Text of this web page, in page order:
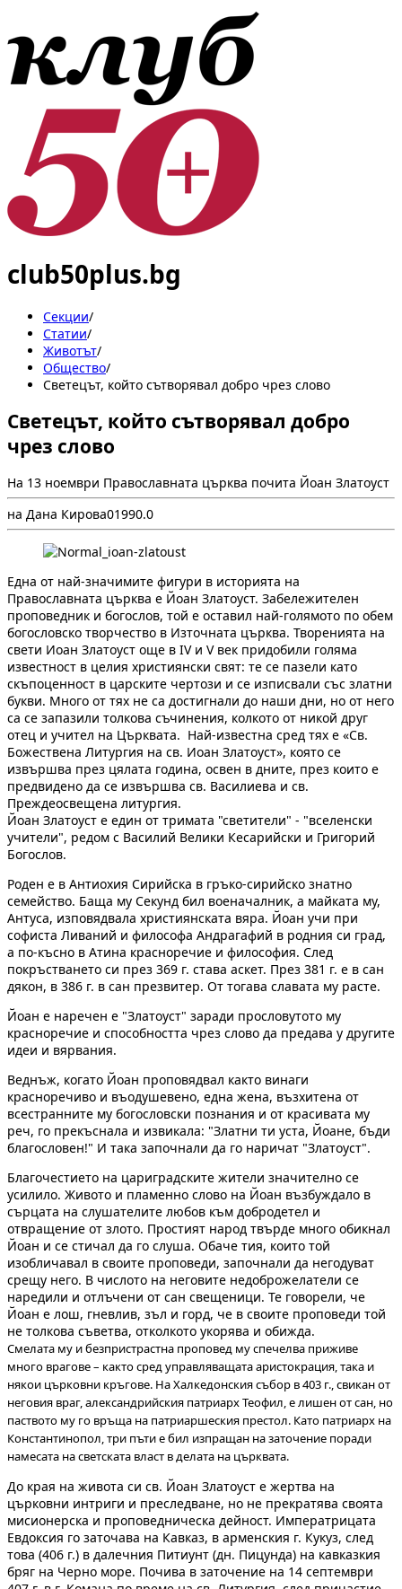
club50plus.bg
Секции/
Статии/
Животът/
Общество/
Светецът, който сътворявал добро чрез слово
Светецът, който сътворявал добро
чрез слово
На 13 ноември Православната църква почита Йоан Златоуст
на Дана Кирова01990.0
Една от най-значимите фигури в историята на
Православната църква е Йоан Златоуст. Забележителен
проповедник и богослов, той е оставил най-голямото по обем
богословско творчество в Източната църква. Творенията на
свети Иоан Златоуст още в IV и V век придобили голяма
известност в целия християнски свят: те се пазели като
скъпоценност в царските чертози и се изписвали със златни
букви. Много от тях не са достигнали до наши дни, но от него
са се запазили толкова съчинения, колкото от никой друг
отец и учител на Църквата. Най-известна сред тях е «Св.
Божествена Литургия на св. Иоан Златоуст», която се
извършва през цялата година, освен в дните, през които е
предвидено да се извършва св. Василиева и св.
Преждеосвещена литургия.
Йоан Златоуст е един от тримата "светители" - "вселенски
учители", редом с Василий Велики Кесарийски и Григорий
Богослов.
Роден е в Антиохия Сирийска в гръко-сирийско знатно
семейство. Баща му Секунд бил военачалник, а майката му,
Антуса, изповядвала християнската вяра. Йоан учи при
софиста Ливаний и философа Андрагафий в родния си град,
а по-късно в Атина красноречие и философия. След
покръстването си през 369 г. става аскет. През 381 г. е в сан
дякон, в 386 г. в сан презвитер. От тогава славата му расте.
Йоан е наречен е "Златоуст" заради прословутото му
красноречие и способността чрез слово да предава у другите
идеи и вярвания.
Веднъж, когато Йоан проповядвал както винаги
красноречиво и въодушевено, една жена, възхитена от
всестранните му богословски познания и от красивата му
реч, го прекъснала и извикала: "Златни ти уста, Йоане, бъди
благословен!" И така започнали да го наричат "Златоуст".
Благочестието на цариградските жители значително се
усилило. Живото и пламенно слово на Йоан възбуждало в
сърцата на слушателите любов към добродетел и
отвращение от злото. Простият народ твърде много обикнал
Йоан и се стичал да го слуша. Обаче тия, които той
изобличавал в своите проповеди, започнали да негодуват
срещу него. В числото на неговите недоброжелатели се
наредили и отлъчени от сан свещеници. Те говорели, че
Йоан е лош, гневлив, зъл и горд, че в своите проповеди той
не толкова съветва, отколкото укорява и обижда.
Смелата му и безпристрастна проповед му спечелва приживе
много врагове – както сред управляващата аристокрация, така и
някои църковни кръгове. На Халкедонския събор в 403 г., свикан от
неговия враг, александрийския патриарх Теофил, е лишен от сан, но
паството му го връща на патриаршеския престол. Като патриарх на
Константинопол, три пъти е бил изпращан на заточение поради
намесата на светската власт в делата на църквата.
До края на живота си св. Йоан Златоуст е жертва на
църковни интриги и преследване, но не прекратява своята
мисионерска и проповедническа дейност. Императрицата
Евдоксия го заточава на Кавказ, в арменския г. Кукуз, след
това (406 г.) в далечния Питиунт (дн. Пицунда) на кавказкия
бряг на Черно море. Почива в заточение на 14 септември